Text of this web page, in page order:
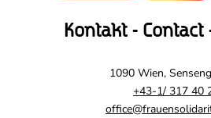
Kontakt - Contact
1090 Wien,
+43-1/ 317 40